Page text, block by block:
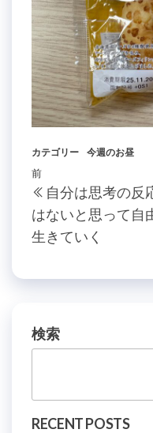
カテゴリー 今週のお昼
投
稿
ナ
ゲ
シ
ョ
過
去
の
投
前
自分は思考の反
はないと思って自
生きていく
検索
RECENT POSTS